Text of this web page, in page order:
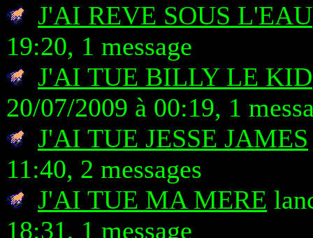
J'AI REVE SOUS L'EAU
19:20, 1 message
J'AI TUE BILLY LE KID
20/07/2009 à 00:19, 1
J'AI TUE JESSE JAMES
11:40, 2 messages
J'AI TUE MA MERE
18:31, 1 message